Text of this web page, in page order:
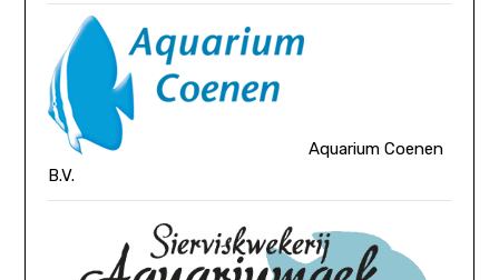
Aquarium Coenen
B.V.